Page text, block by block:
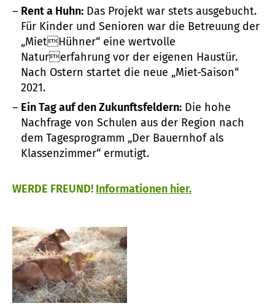
Rent a Huhn: Das Projekt war stets ausgebucht.
Für Kinder und Senioren war die Betreuung der
„MietHühner“ eine wertvolle
Naturerfahrung vor der eigenen Haustür.
Nach Ostern startet die neue „Miet-Saison“
2021.
Ein Tag auf den Zukunftsfeldern: Die hohe
Nachfrage von Schulen aus der Region nach
dem Tagesprogramm „Der Bauernhof als
Klassenzimmer“ ermutigt.
WERDE FREUND! Informationen hier.